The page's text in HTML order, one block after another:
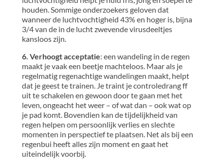
houden. Sommige onderzoekers geloven dat
wanneer de luchtvochtigheid 43% en hoger is, bijna
3/4 van de in de lucht zwevende virusdeeltjes
kansloos zijn.
6. Verhoogt acceptatie: een wandeling in de regen
maakt je vaak een beetje machteloos. Maar als je
regelmatig regenachtige wandelingen maakt, helpt
dat je geest te trainen. Je traint je controledrang ff
uit te schakelen en gewoon door te gaan met het
leven, ongeacht het weer – of wat dan – ook wat op
je pad komt. Bovendien kan de tijdelijkheid van
regen helpen om persoonlijk verlies en slechte
momenten in perspectief te plaatsen. Net als bij een
regenbui heeft alles zijn moment en gaat het
uiteindelijk voorbij.